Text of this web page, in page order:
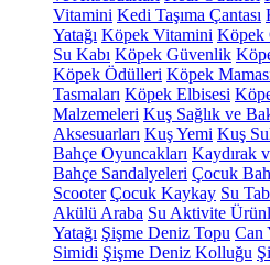
Vitamini Kedi Taşıma Çantası
Yatağı Köpek Vitamini Köpek
Su Kabı Köpek Güvenlik
Köpek Ödülleri Köpek
Tasmaları Köpek Elbisesi
Malzemeleri Kuş Sağlık ve
Aksesuarları Kuş Yemi Kuş
Bahçe Oyuncakları Kaydırak
Bahçe Sandalyeleri Çocuk
Scooter Çocuk Kaykay Su
Akülü Araba Su Aktivite
Yatağı Şişme Deniz Topu Can
Simidi Şişme Deniz Kolluğu